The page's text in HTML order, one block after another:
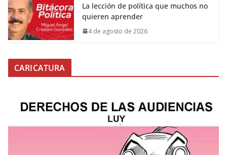
La lección de política que muchos no
quieren aprender
4 de agosto de 2026
CARICATURA